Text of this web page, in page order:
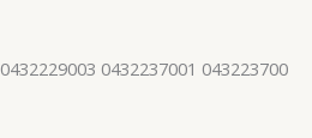
0432237001 043223700